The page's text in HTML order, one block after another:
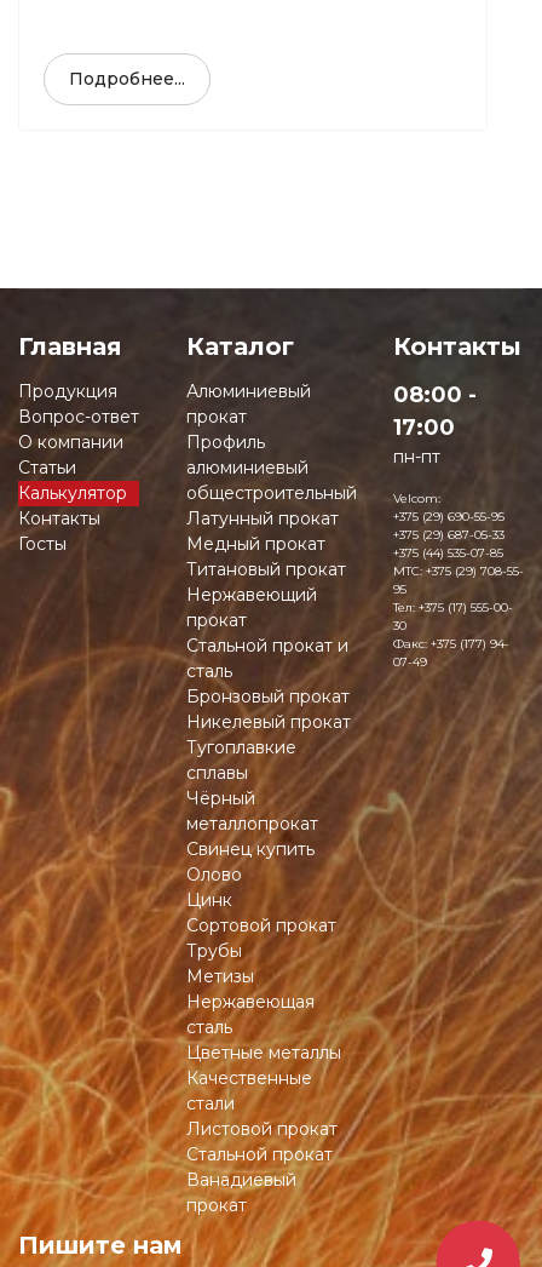
Подробнее...
Главная
Продукция
Вопрос-ответ
О компании
Статьи
Калькулятор
Контакты
Госты
Каталог
Алюминиевый
прокат
Профиль
алюминиевый
общестроительный
Латунный прокат
Медный прокат
Титановый прокат
Нержавеющий
прокат
Стальной прокат и
сталь
Бронзовый прокат
Никелевый прокат
Тугоплавкие
сплавы
Чёрный
металлопрокат
Свинец купить
Олово
Цинк
Сортовой прокат
Трубы
Метизы
Нержавеющая
сталь
Цветные металлы
Качественные
стали
Листовой прокат
Стальной прокат
Ванадиевый
прокат
Контакты
08:00 -
17:00
пн-пт
Velcom:
+375 (29) 690-55-95
+375 (29) 687-05-33
+375 (44) 535-07-85
MTC:+375 (29) 708-55-
95
Тел: +375 (17) 555-00-
30
Факс: +375 (177) 94-
07-49
Пишите нам